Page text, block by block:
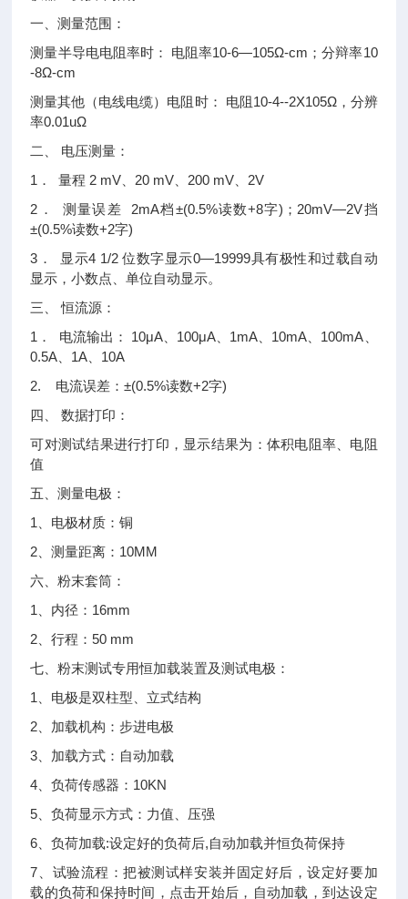
一、测量范围：
测量半导电电阻率时： 电阻率10-6—105Ω-cm；分辩率10
-8Ω-cm
测量其他（电线电缆）电阻时： 电阻10-4--2X105Ω，分辨
率0.01uΩ
二、 电压测量：
1． 量程 2 mV、20 mV、200 mV、2V
2． 测量误差 2mA档±(0.5%读数+8字)；20mV—2V挡
±(0.5%读数+2字)
3． 显示4 1/2 位数字显示0—19999具有极性和过载自动
显示，小数点、单位自动显示。
三、 恒流源：
1． 电流输出： 10μA、100μA、1mA、10mA、100mA、
0.5A、1A、10A
2. 电流误差：±(0.5%读数+2字)
四、 数据打印：
可对测试结果进行打印，显示结果为：体积电阻率、电阻
值
五、测量电极：
1、电极材质：铜
2、测量距离：10MM
六、粉末套筒：
1、内径：16mm
2、行程：50 mm
七、粉末测试专用恒加载装置及测试电极：
1、电极是双柱型、立式结构
2、加载机构：步进电极
3、加载方式：自动加载
4、负荷传感器：10KN
5、负荷显示方式：力值、压强
6、负荷加载:设定好的负荷后,自动加载并恒负荷保持
7、试验流程：把被测试样安装并固定好后，设定好要加
载的负荷和保持时间，点击开始后，自动加载，到达设定